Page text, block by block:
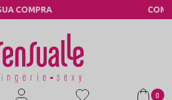
COMPRE PELO WHATSAPP
0